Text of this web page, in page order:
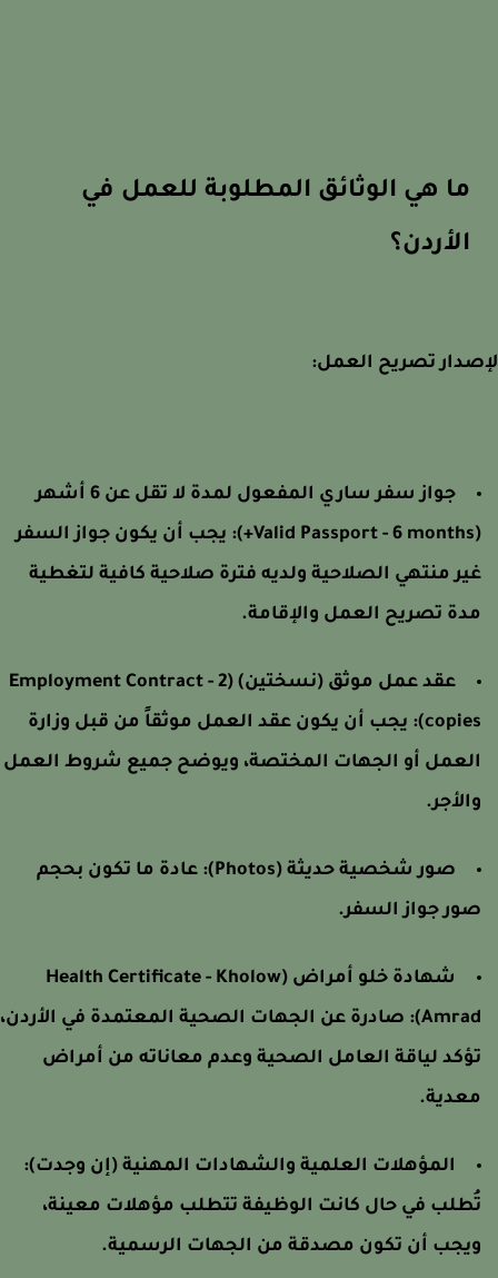
ما هي الوثائق المطلوبة للعمل في
الأردن؟
تصريح العمل:
جواز سفر ساري المفعول لمدة لا تقل عن 6 أشهر
يجب أن يكون جواز السفر
منتهي الصلاحية ولديه فترة صلاحية كافية لتغطية
تصريح العمل والإقامة.
عقد عمل موثق (نسختين) (Employment Contract - 2
يجب أن يكون عقد العمل موثقاً من قبل وزارة
أو الجهات المختصة، ويوضح جميع شروط العمل
صور شخصية حديثة (Photos):
عادة ما تكون بحجم
جواز السفر.
شهادة خلو أمراض (Health Certificate - Kholow
صادرة عن الجهات الصحية المعتمدة في الأردن،
لياقة العامل الصحية وعدم معاناته من أمراض
المؤهلات العلمية والشهادات المهنية (إن وجدت):
في حال كانت الوظيفة تتطلب مؤهلات معينة،
أن تكون مصدقة من الجهات الرسمية.